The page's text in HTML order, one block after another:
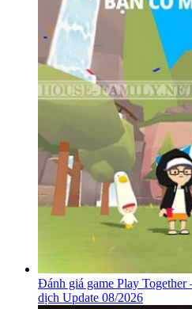
Đánh giá game Play Together
dịch Update 08/2026